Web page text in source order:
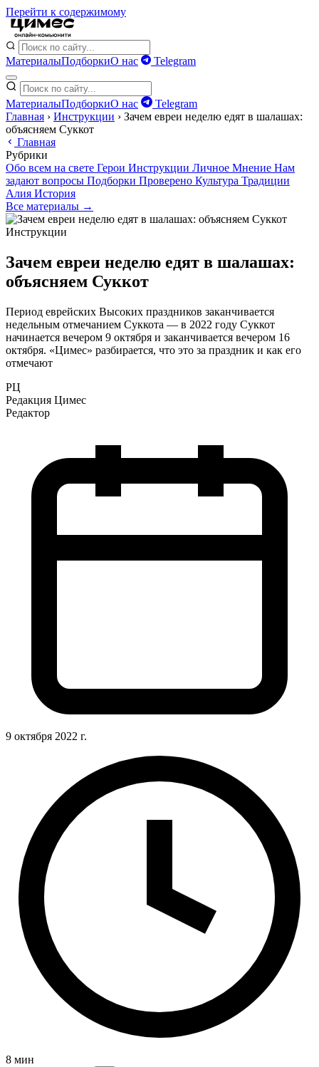
Перейти к содержимому
МатериалыПодборкиО нас Telegram
МатериалыПодборкиО нас
Telegram
Главная › Инструкции › Зачем евреи неделю едят в шалашах:
объясняем Суккот
Главная
Рубрики
Обо всем на свете Герои Инструкции Личное Мнение Нам
задают вопросы Подборки Проверено Культура Традиции
Алия История
Все материалы →
Инструкции
Зачем евреи неделю едят в шалашах:
объясняем Суккот
Период еврейских Высоких праздников заканчивается
недельным отмечанием Суккота — в 2022 году Суккот
начинается вечером 9 октября и заканчивается вечером 16
октября. «Цимес» разбирается, что это за праздник и как его
отмечают
РЦ
Редакция Цимес
Редактор
9 октября 2022 г.
8 мин